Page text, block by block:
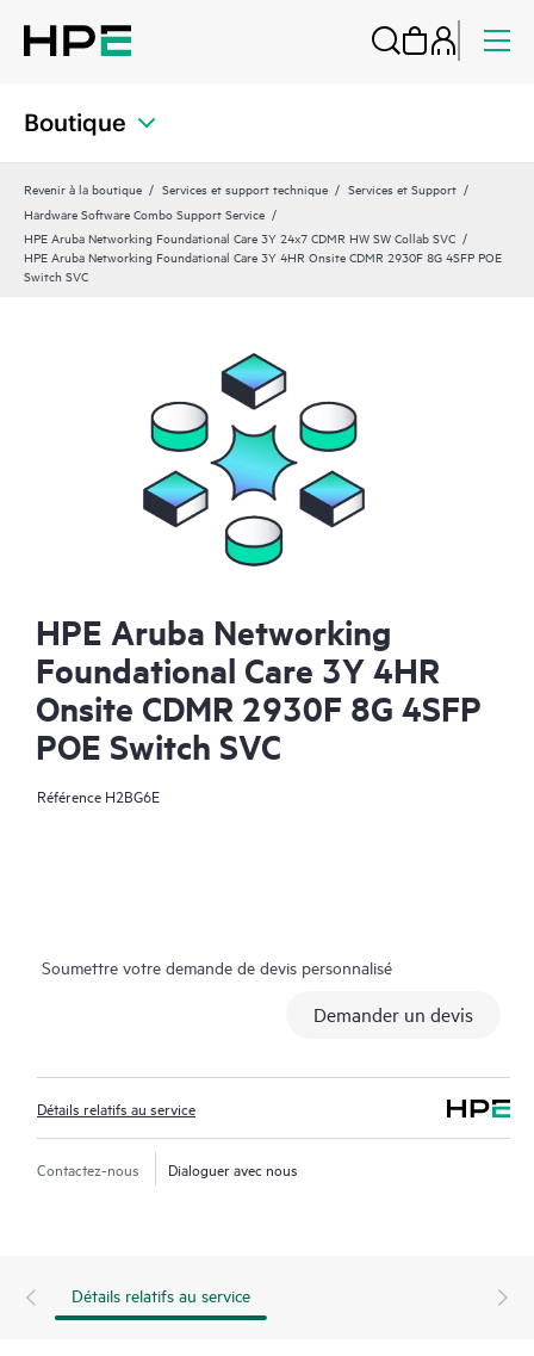
Boutique
Revenir à la boutique Services et support technique
Services et Support
Hardware Software Combo Support Service
HPE Aruba Networking Foundational Care 3Y 24x7 CDMR HW SW Collab SVC
HPE Aruba Networking Foundational Care 3Y 4HR Onsite CDMR 2930F 8G 4SFP POE
Switch SVC
HPE Aruba Networking
Foundational Care 3Y 4HR
Onsite CDMR 2930F 8G 4SFP
POE Switch SVC
Référence H2BG6E
Soumettre votre demande de devis personnalisé
Demander un devis
Détails relatifs au service
Contactez-nous Dialoguer avec nous
Détails relatifs au service